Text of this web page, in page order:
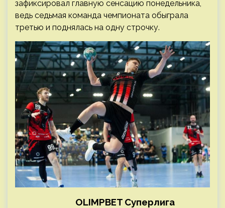
зафиксировал главную сенсацию понедельника,
ведь седьмая команда чемпионата обыграла
третью и поднялась на одну строчку.
OLIMPBET Суперлига